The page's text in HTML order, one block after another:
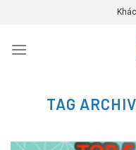
content
TAG